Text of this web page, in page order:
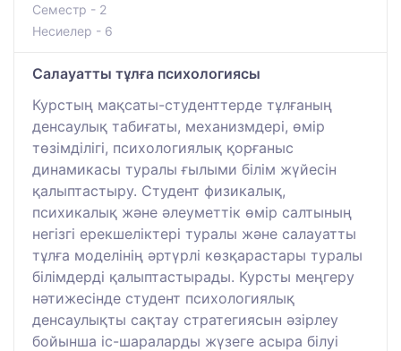
Семестр - 2
Несиелер - 6
Салауатты тұлға психологиясы
Курстың мақсаты-студенттерде тұлғаның
денсаулық табиғаты, механизмдері, өмір
төзімділігі, психологиялық қорғаныс
динамикасы туралы ғылыми білім жүйесін
қалыптастыру. Студент физикалық,
психикалық және әлеуметтік өмір салтының
негізгі ерекшеліктері туралы және салауатты
тұлға моделінің әртүрлі көзқарастары туралы
білімдерді қалыптастырады. Курсты меңгеру
нәтижесінде студент психологиялық
денсаулықты сақтау стратегиясын әзірлеу
бойынша іс-шараларды жүзеге асыра білуі